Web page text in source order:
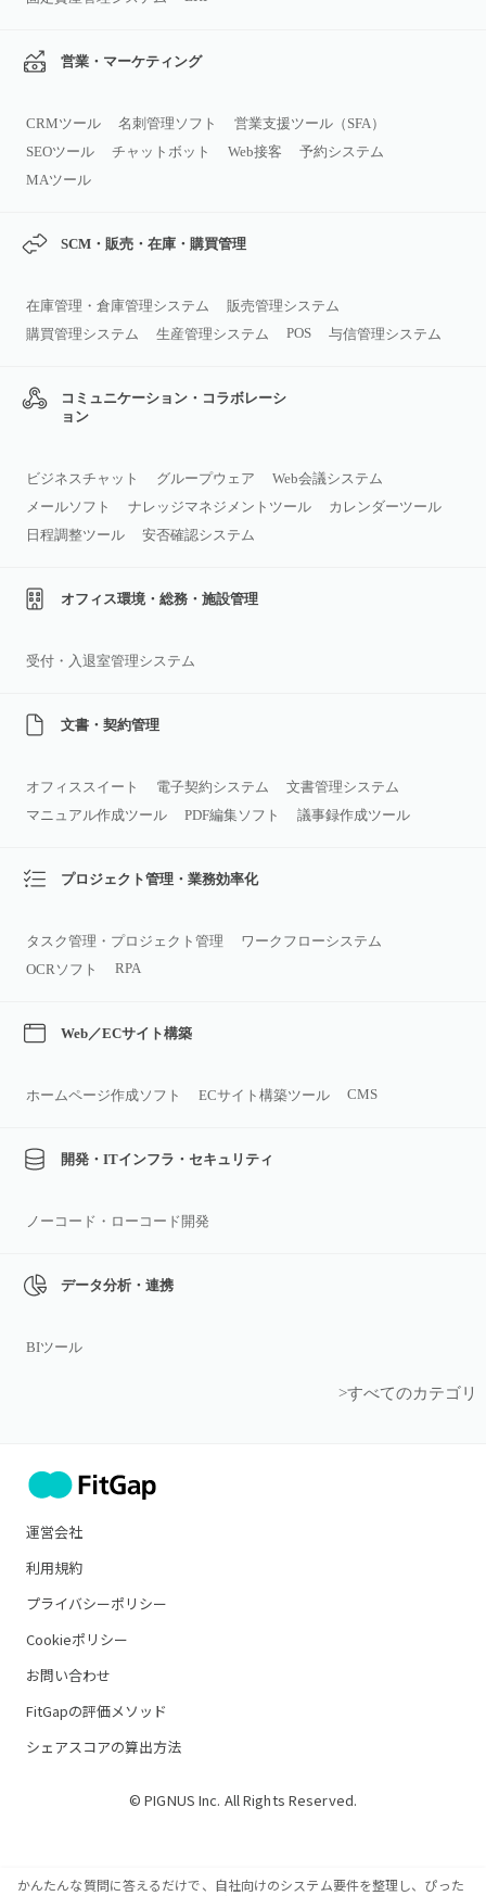
営業・マーケティング
CRMツール 名刺管理ソフト
営業支援ツール（SFA）
SEOツール
チャットボット Web接客
予約システム
MAツール
SCM・販売・在庫・購買管理
在庫管理・倉庫管理システム
販売管理システム
購買管理システム
生産管理システム POS 与信管理システム
コミュニケーション・コラボレーシ
ョン
ビジネスチャット グループウェア
Web会議システム
メールソフト
ナレッジマネジメントツール
カレンダーツール
日程調整ツール
安否確認システム
オフィス環境・総務・施設管理
受付・入退室管理システム
文書・契約管理
オフィススイート 電子契約システム
文書管理システム
マニュアル作成ツール
PDF編集ソフト 議事録作成ツール
プロジェクト管理・業務効率化
タスク管理・プロジェクト管理
ワークフローシステム
OCRソフト
RPA
Web／ECサイト構築
ホームページ作成ソフト ECサイト構築ツール CMS
開発・ITインフラ・セキュリティ
ノーコード・ローコード開発
データ分析・連携
BIツール
>すべてのカテゴリ
運営会社
利用規約
プライバシーポリシー
Cookieポリシー
お問い合わせ
FitGapの評価メソッド
シェアスコアの算出方法
© PIGNUS Inc. All Rights Reserved.
かんたんな質問に答えるだけで、自社向けのシステム要件を整理し、ぴった